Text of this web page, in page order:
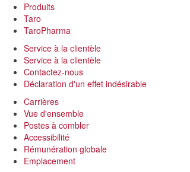
Produits
Taro
TaroPharma
Service à la clientèle
Service à la clientèle
Contactez-nous
Déclaration d'un effet indésirable
Carrières
Vue d'ensemble
Postes à combler
Accessibilité
Rémunération globale
Emplacement